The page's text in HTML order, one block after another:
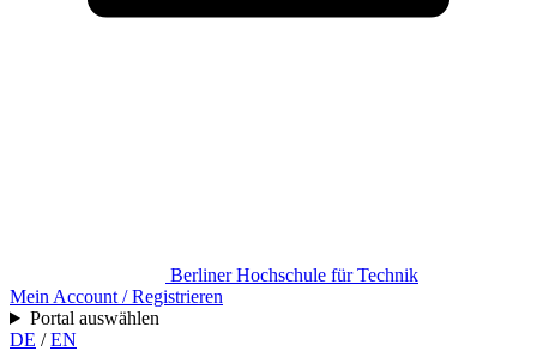
Berliner Hochschule für Technik
Mein Account / Registrieren
Portal auswählen
DE /EN